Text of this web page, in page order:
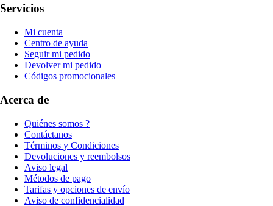
Servicios
Mi cuenta
Centro de ayuda
Seguir mi pedido
Devolver mi pedido
Códigos promocionales
Acerca de
Quiénes somos ?
Contáctanos
Términos y Condiciones
Devoluciones y reembolsos
Aviso legal
Métodos de pago
Tarifas y opciones de envío
Aviso de confidencialidad